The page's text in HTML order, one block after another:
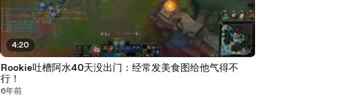
4:20
Rookie吐槽阿水40天没出门：经常发美食图给他气得不
行！
6年前